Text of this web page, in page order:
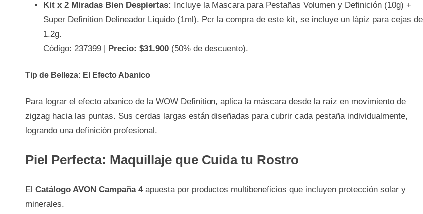
Kit x 2 Miradas Bien Despiertas: Incluye la Mascara para Pestañas Volumen y Definición (10g) +
Super Definition Delineador Líquido (1ml). Por la compra de este kit, se incluye un lápiz para cejas de
1.2g.
Código: 237399 | Precio: $31.900(50% de descuento).
Tip de Belleza: El Efecto Abanico
Para lograr el efecto abanico de la WOW Definition, aplica la máscara desde la raíz en movimiento de
zigzag hacia las puntas. Sus cerdas largas están diseñadas para cubrir cada pestaña individualmente,
logrando una definición profesional.
Piel Perfecta: Maquillaje que Cuida tu Rostro
El Catálogo AVON Campaña 4apuesta por productos multibeneficios que incluyen protección solar y
minerales.